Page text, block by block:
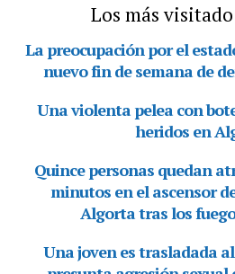
Los más